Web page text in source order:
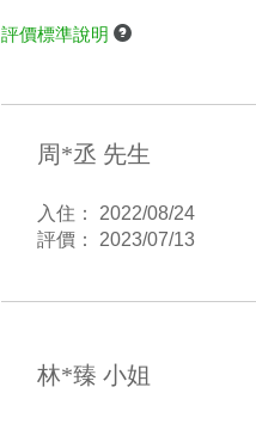
評價標準說明
周*丞 先生
入住： 2022/08/24
評價： 2023/07/13
林*臻 小姐